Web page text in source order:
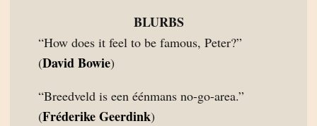
BLURBS
“How does it feel to be famous, Peter?”
(David Bowie)
“Breedveld is een éénmans no-go-area.”
(Fréderike Geerdink)